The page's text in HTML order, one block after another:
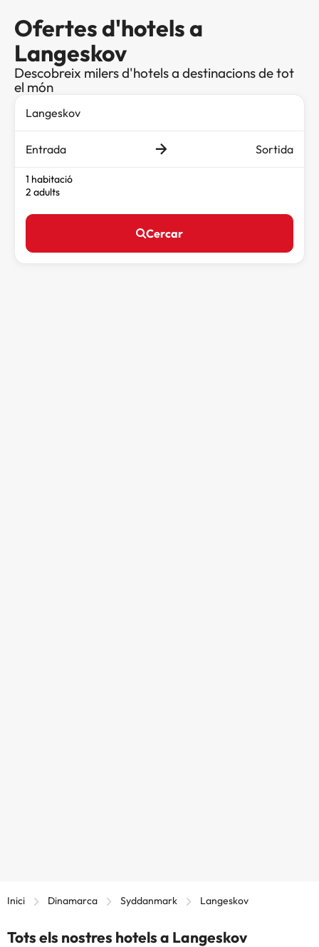
Ofertes d'hotels a
Langeskov
Descobreix milers d'hotels a destinacions de tot
el món
Entrada Sortida
1 habitació
2 adults
Cercar
Inici Dinamarca Syddanmark Langeskov
Tots els nostres hotels a Langeskov